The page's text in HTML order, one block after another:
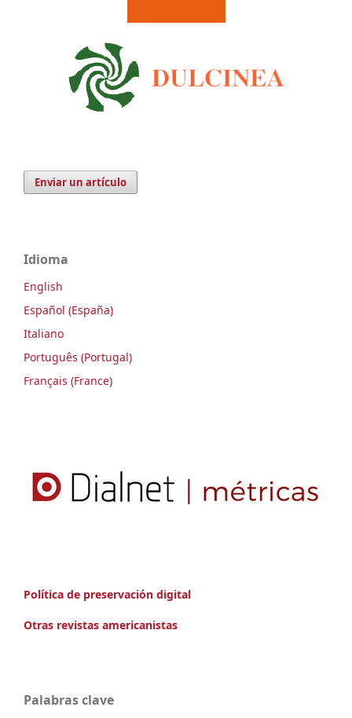
Enviar un artículo
Idioma
English
Español (España)
Italiano
Português (Portugal)
Français (France)
Política de preservación digital
Otras revistas americanistas
Palabras clave